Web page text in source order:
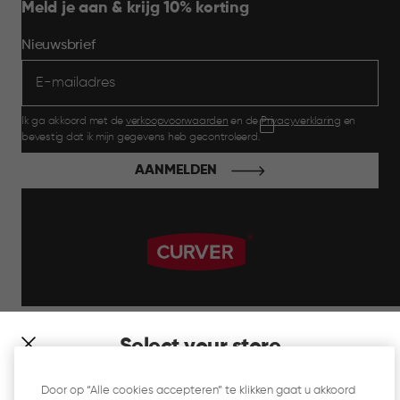
Select your store
which store would you like to shop?
Meld je aan & krijg 10% korting
Nieuwsbrief
Ik ga akkoord met de verkoopvoorwaarden en dePrivacyverklaring en
bevestig dat ik mijn gegevens heb gecontroleerd.
AANMELDEN
Door op “Alle cookies accepteren” te klikken gaat u akkoord